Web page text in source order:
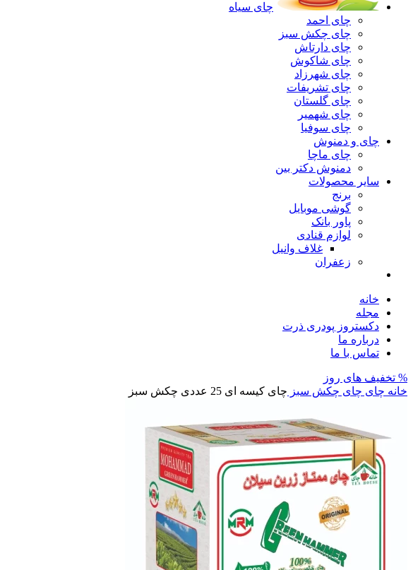
چای سیاه
چای احمد
چای چکش سبز
چای دارتاش
چای شاکوش
چای شهرزاد
چای تشریفات
چای گلستان
چای شهمیر
چای سوفیا
چای و دمنوش
چای ماچا
دمنوش دکتر بین
سایر محصولات
برنج
گوشی موبایل
پاور بانک
لوازم قنادی
غلاف وانیل
زعفران
خانه
مجله
دکستروز پودری ذرت
درباره ما
تماس با ما
% تخفیف های روز
خانه چای چای چکش سبز چای کیسه ای 25 عددی چکش سبز